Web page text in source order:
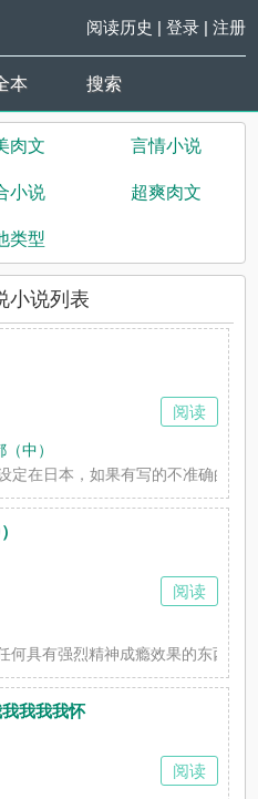
阅读历史 | 登录| 注册
本 搜索
肉文 言情小说
小说 超爽肉文
类型
小说列表
中）
定在日本，如果有写的不准确的地
阅读
何具有强烈精神成瘾效果的东西，
阅读
我我我我怀
阅读